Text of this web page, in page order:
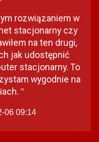
rozwiązaniem w
stacjonarny czy
na ten drugi,
jak udostępnić
stacjonarny. To
wygodnie na
"
06 09:14